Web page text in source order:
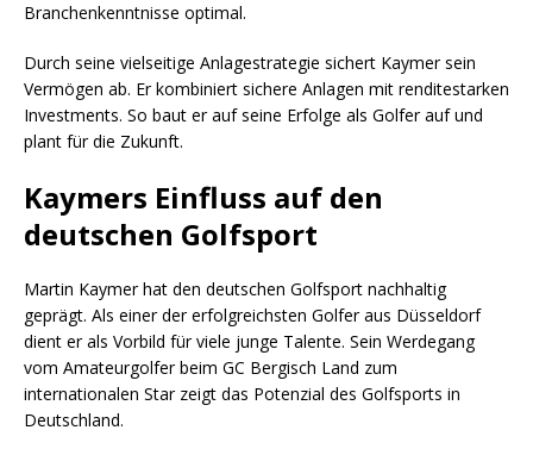
Branchenkenntnisse optimal.
Durch seine vielseitige Anlagestrategie sichert Kaymer sein
Vermögen ab. Er kombiniert sichere Anlagen mit renditestarken
Investments. So baut er auf seine Erfolge als Golfer auf und
plant für die Zukunft.
Kaymers Einfluss auf den
deutschen Golfsport
Martin Kaymer hat den deutschen Golfsport nachhaltig
geprägt. Als einer der erfolgreichsten Golfer aus Düsseldorf
dient er als Vorbild für viele junge Talente. Sein Werdegang
vom Amateurgolfer beim GC Bergisch Land zum
internationalen Star zeigt das Potenzial des Golfsports in
Deutschland.